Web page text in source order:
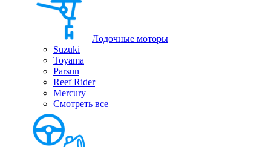
Лодочные моторы
Suzuki
Toyama
Parsun
Reef Rider
Mercury
Смотреть все